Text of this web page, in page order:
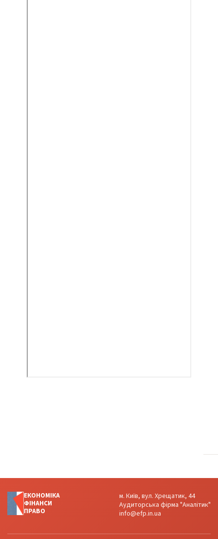
ЕКОНОМІКА
ФІНАНСИ
ПРАВО
м. Київ, вул. Хрещатик, 44
Аудиторська фірма "Аналітик"
info@efp.in.ua